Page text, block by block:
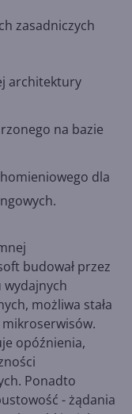
zasadniczych
architektury
na bazie
dla
budował przez
wydajnych
możliwa stała
mikroserwisów.
opóźnienia,
Ponadto
- żądania